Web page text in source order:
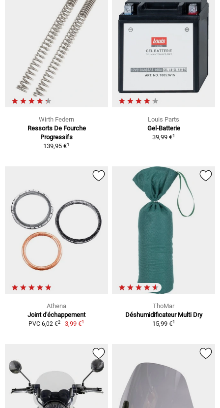
Wirth Federn
Ressorts De Fourche
Progressifs
139,95 €1
Louis Parts
Gel-Batterie
39,99 €1
Athena
Joint d'échappement
PVC 6,02 €2 3,99 €1
ThoMar
Déshumidificateur Multi Dry
15,99 €1